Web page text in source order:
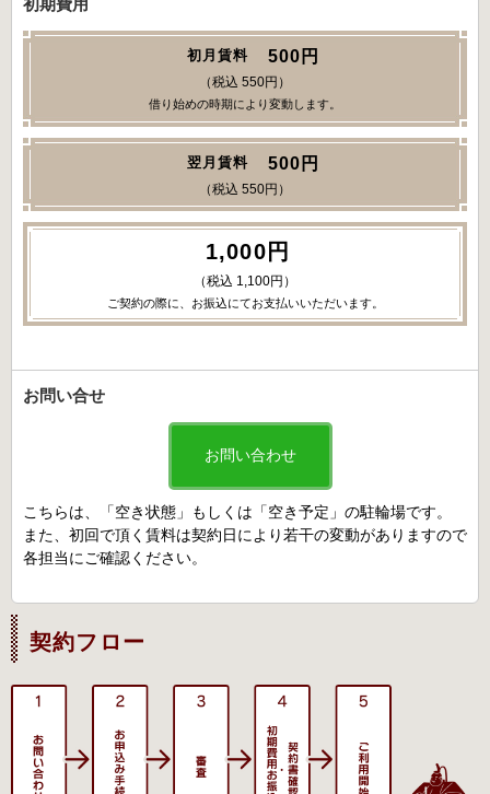
初期費用
初月賃料 500円
（税込 550円）
借り始めの時期により変動します。
翌月賃料 500円
（税込 550円）
1,000円
（税込 1,100円）
ご契約の際に、お振込にてお支払いいただいます。
お問い合せ
お問い合わせ
こちらは、「空き状態」もしくは「空き予定」の駐輪場です。
また、初回で頂く賃料は契約日により若干の変動がありますので
各担当にご確認ください。
契約フロー